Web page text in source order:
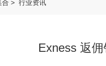
合 > 行业资讯
Exness 返